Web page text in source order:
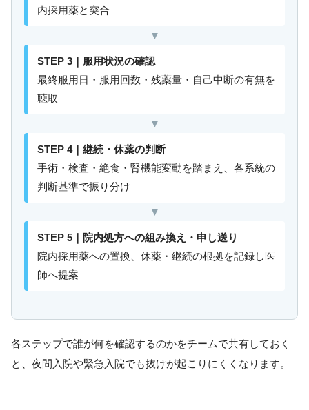
内採用薬と突合
▼
STEP 3｜服用状況の確認
最終服用日・服用回数・残薬量・自己中断の有無を
聴取
▼
STEP 4｜継続・休薬の判断
手術・検査・絶食・腎機能変動を踏まえ、各系統の
判断基準で振り分け
▼
STEP 5｜院内処方への組み換え・申し送り
院内採用薬への置換、休薬・継続の根拠を記録し医
師へ提案
各ステップで誰が何を確認するのかをチームで共有しておく
と、夜間入院や緊急入院でも抜けが起こりにくくなります。